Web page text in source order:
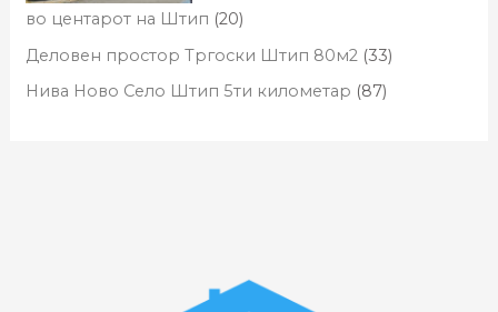
во центарот на Штип (20)
Деловен простор Тргоски Штип 80м2 (33)
Нива Ново Село Штип 5ти километар (87)